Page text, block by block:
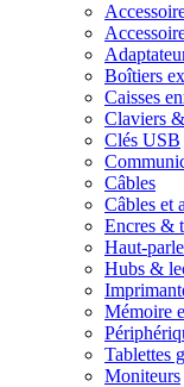
Boîtiers
Caisses
Claviers
Clés USB
Câbles
Câbles et
Encres &
Haut-
Hubs &
Mémoire
Tablettes
Moniteurs